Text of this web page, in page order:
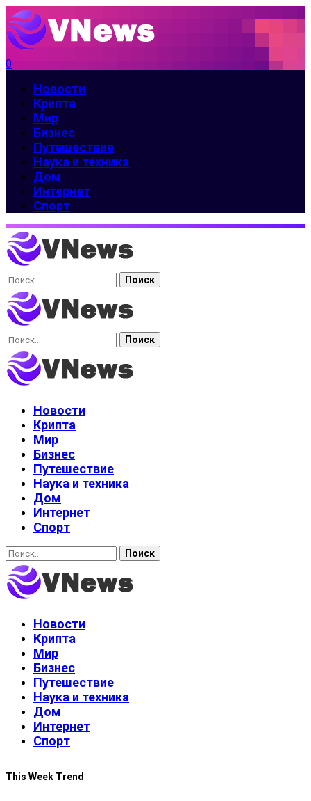
0
Новости
Крипта
Мир
Бизнес
Путешествие
Наука и техника
Дом
Интернет
Спорт
Найти:
Найти:
Новости
Крипта
Мир
Бизнес
Путешествие
Наука и техника
Дом
Интернет
Спорт
Найти:
Новости
Крипта
Мир
Бизнес
Путешествие
Наука и техника
Дом
Интернет
Спорт
This Week Trend